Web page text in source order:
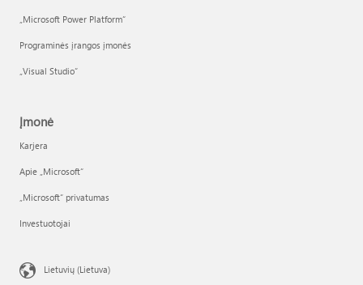
„Microsoft Power Platform“
Programinės įrangos įmonės
„Visual Studio“
Įmonė
Karjera
Apie „Microsoft“
„Microsoft“ privatumas
Investuotojai
Lietuvių (Lietuva)